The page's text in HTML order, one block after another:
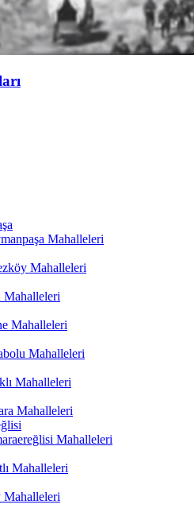
Mahalleleri
Mahalleleri
Mahalleleri
Mahalleleri
Mahalleleri
Mahalleleri
Mahalleleri
Mahalleleri
Mahalleleri
Mahalleleri